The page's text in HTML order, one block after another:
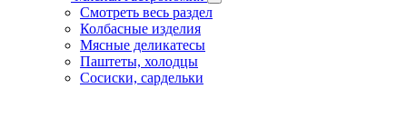
Смотреть весь раздел
Колбасные изделия
Мясные деликатесы
Паштеты, холодцы
Сосиски, сардельки